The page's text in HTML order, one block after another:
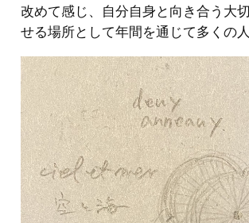
改めて感じ、自分自身と向き合う大
せる場所として年間を通じて多くの人